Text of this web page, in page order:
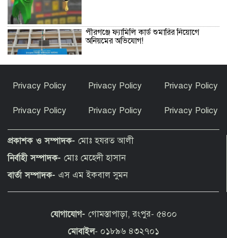
পীরগঞ্জে ফ্যামিলি কার্ড শুমারির নিয়োগে
অনিয়মের অভিযোগ!
ভারতের পাইলট গ্রেপ্তার
তৈরীর চেষ্টা করছে’
উৎসবমুখর পরিবেশে কাউনিয়া রেলবাজার
পরিবহন সমিতির নির্বাচন
অ্যামেচার ফাইটারদের দাপটে উত্তাল জুলকান
ইনডোর অ্যারেনা
Privacy Policy Privacy Policy Privacy Policy
Privacy Policy Privacy Policy Privacy Policy
প্রকাশক ও সম্পাদক- মোঃ হযরত আলী
নির্বাহী সম্পাদক- মোঃ মেহেদী হাসান
বার্তা সম্পাদক- এস এম ইকবাল সুমন
যোগাযোগ- গোমস্তাপাড়া, রংপুর- ৫৪০০
মোবাইল- ০১৮৯৬ ৪৩২৭০১